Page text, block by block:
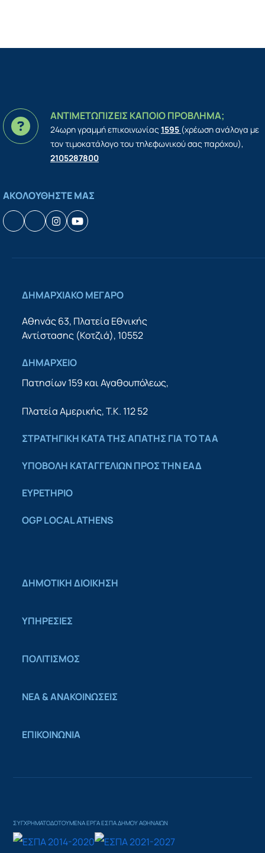
ΑΝΤΙΜΕΤΩΠΙΖΕΙΣ ΚΑΠΟΙΟ ΠΡΟΒΛΗΜΑ;
24ωρη γραμμή επικοινωνίας 1595 (χρέωση ανάλογα με
τον τιμοκατάλογο του τηλεφωνικού σας παρόχου),
2105287800
ΑΚΟΛΟΥΘΗΣΤΕ ΜΑΣ
Facebook
HouzzInstagram
YouTube
ΔΗΜΑΡΧΙΑΚΟ ΜΕΓΑΡΟ
Αθηνάς 63, Πλατεία Εθνικής
Αντίστασης (Κοτζιά), 10552
ΔΗΜΑΡΧΕΙΟ
Πατησίων 159 και Αγαθουπόλεως,
Πλατεία Αμερικής, Τ.Κ. 112 52
ΣΤΡΑΤΗΓΙΚΗ ΚΑΤΑ ΤΗΣ ΑΠΑΤΗΣ ΓΙΑ ΤΟ ΤΑΑ
YΠΟΒΟΛΗ ΚΑΤΑΓΓΕΛΙΩΝ ΠΡΟΣ ΤΗΝ ΕΑΔ
ΕΥΡΕΤΗΡΙΟ
OGP LOCAL ATHENS
ΔΗΜΟΤΙΚΗ ΔΙΟΙΚΗΣΗ
ΥΠΗΡΕΣΙΕΣ
ΠΟΛΙΤΙΣΜΟΣ
ΝΕΑ & ΑΝΑΚΟΙΝΩΣΕΙΣ
ΕΠΙΚΟΙΝΩΝΙΑ
ΣΥΓΧΡΗΜΑΤΟΔΟΤΟΥΜΕΝΑ ΕΡΓΑ ΕΣΠΑ ΔΗΜΟΥ ΑΘΗΝΑΙΩΝ